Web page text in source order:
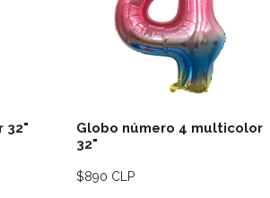
32"
Globo número 4 multicolor
32"
Ver detalles
$890 CLP